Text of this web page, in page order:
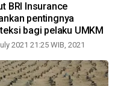
BRI Insurance
pentingnya
bagi pelaku UMKM
2021 21:25 WIB, 2021